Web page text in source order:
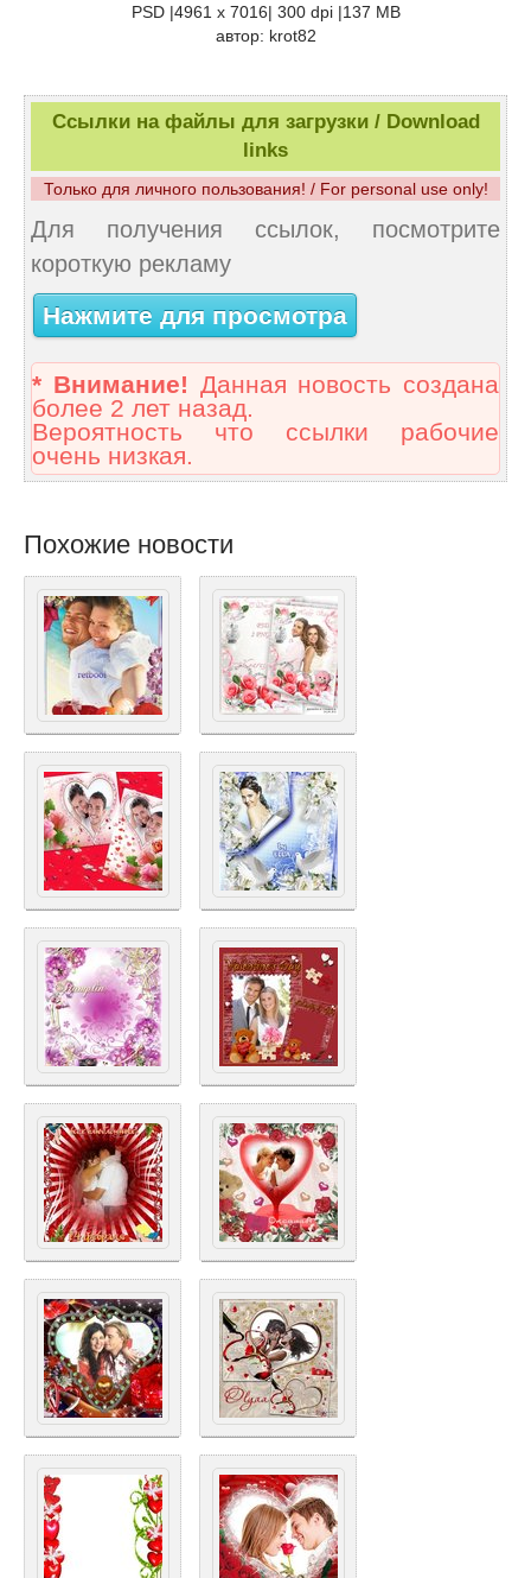
PSD |4961 x 7016| 300 dpi |137 MB
автор: krot82
Ссылки на файлы для загрузки / Download
links
Только для личного пользования! / For personal use only!
Для получения ссылок, посмотрите
короткую рекламу
Нажмите для просмотра
* Внимание! Данная новость создана
более 2 лет назад.
Вероятность что ссылки рабочие
очень низкая.
Похожие новости